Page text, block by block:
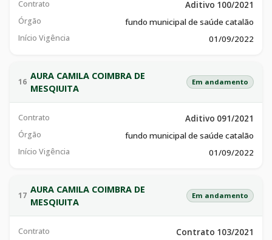
Contrato Aditivo 100/2021
Órgão fundo municipal de saúde catalão
Início Vigência 01/09/2022
16
AURA CAMILA COIMBRA DE
MESQIUITA
Em andamento
Contrato Aditivo 091/2021
Órgão fundo municipal de saúde catalão
Início Vigência 01/09/2022
17
AURA CAMILA COIMBRA DE
MESQIUITA
Em andamento
Contrato Contrato 103/2021